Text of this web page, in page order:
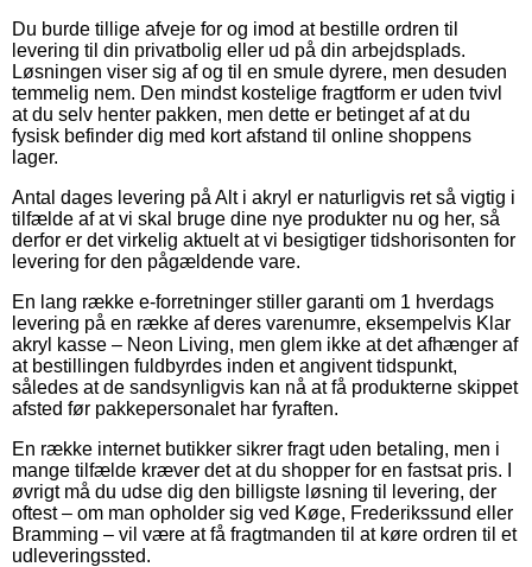
Du burde tillige afveje for og imod at bestille ordren til
levering til din privatbolig eller ud på din arbejdsplads.
Løsningen viser sig af og til en smule dyrere, men desuden
temmelig nem. Den mindst kostelige fragtform er uden tvivl
at du selv henter pakken, men dette er betinget af at du
fysisk befinder dig med kort afstand til online shoppens
lager.
Antal dages levering på Alt i akryl er naturligvis ret så vigtig i
tilfælde af at vi skal bruge dine nye produkter nu og her, så
derfor er det virkelig aktuelt at vi besigtiger tidshorisonten for
levering for den pågældende vare.
En lang række e-forretninger stiller garanti om 1 hverdags
levering på en række af deres varenumre, eksempelvis Klar
akryl kasse – Neon Living, men glem ikke at det afhænger af
at bestillingen fuldbyrdes inden et angivent tidspunkt,
således at de sandsynligvis kan nå at få produkterne skippet
afsted før pakkepersonalet har fyraften.
En række internet butikker sikrer fragt uden betaling, men i
mange tilfælde kræver det at du shopper for en fastsat pris. I
øvrigt må du udse dig den billigste løsning til levering, der
oftest – om man opholder sig ved Køge, Frederikssund eller
Bramming – vil være at få fragtmanden til at køre ordren til et
udleveringssted.